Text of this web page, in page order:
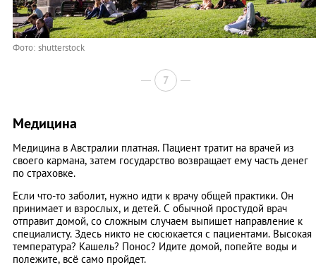
Фото: shutterstock
7
Медицина
Медицина в Австралии платная. Пациент тратит на врачей из
своего кармана, затем государство возвращает ему часть денег
по страховке.
Если что-то заболит, нужно идти к врачу общей практики. Он
принимает и взрослых, и детей. С обычной простудой врач
отправит домой, со сложным случаем выпишет направление к
специалисту. Здесь никто не сюсюкается с пациентами. Высокая
температура? Кашель? Понос? Идите домой, попейте воды и
полежите, всё само пройдет.